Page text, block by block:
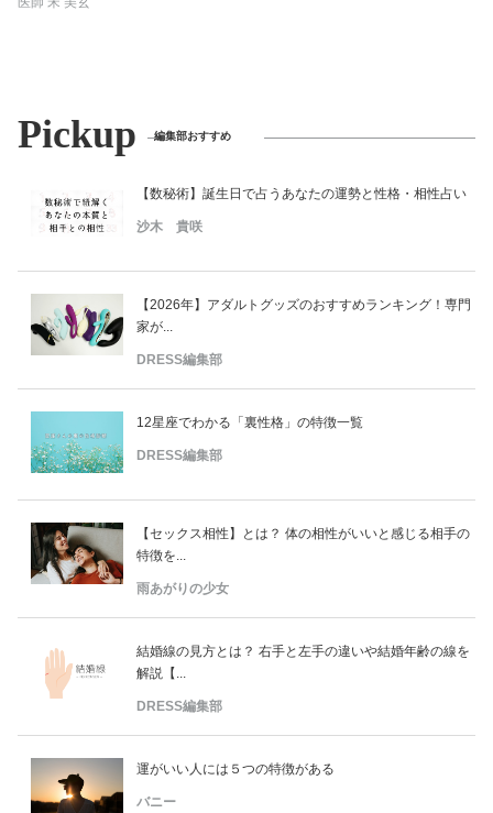
Pickup 編集部おすすめ
【数秘術】誕生日で占うあなたの運勢と性格・相性占い
沙木 貴咲
【2026年】アダルトグッズのおすすめランキング！専門
家が...
DRESS編集部
12星座でわかる「裏性格」の特徴一覧
DRESS編集部
【セックス相性】とは？ 体の相性がいいと感じる相手の
特徴を...
雨あがりの少女
結婚線の見方とは？ 右手と左手の違いや結婚年齢の線を
解説【...
DRESS編集部
運がいい人には５つの特徴がある
バニー